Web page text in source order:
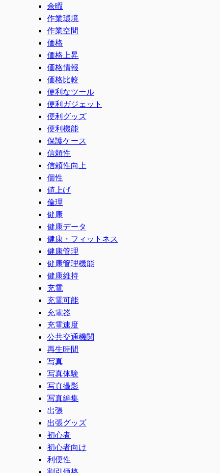
余暇
作業環境
作業空間
価格
価格上昇
価格情報
価格比較
便利なツール
便利ガジェット
便利グッズ
便利機能
保護ケース
信頼性
信頼性向上
個性
値上げ
倫理
健康
健康データ
健康・フィットネス
健康管理
健康管理機能
健康維持
充電
充電可能
充電器
充電速度
公共交通機関
再生時間
写真
写真体験
写真撮影
写真編集
出張
出張グッズ
初心者
初心者向け
利便性
割引価格